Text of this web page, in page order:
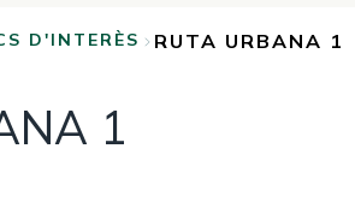
D'INTERÈS RUTA URBANA 1
1